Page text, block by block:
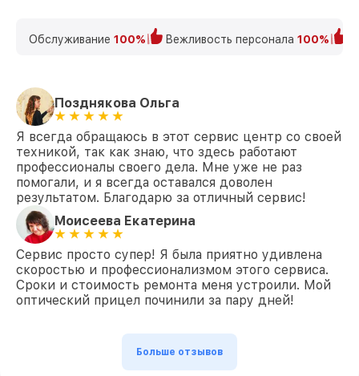
Обслуживание 100% Вежливость персонала 100%
Позднякова Ольга
Я всегда обращаюсь в этот сервис центр со своей
техникой, так как знаю, что здесь работают
профессионалы своего дела. Мне уже не раз
помогали, и я всегда оставался доволен
результатом. Благодарю за отличный сервис!
Моисеева Екатерина
Сервис просто супер! Я была приятно удивлена
скоростью и профессионализмом этого сервиса.
Сроки и стоимость ремонта меня устроили. Мой
оптический прицел починили за пару дней!
Больше отзывов